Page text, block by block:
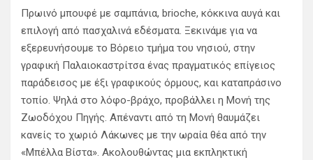
Πρωινό μπουφέ με σαμπάνια, brioche, κόκκινα αυγά και
επιλογή από πασχαλινά εδέσματα. Ξεκινάμε για να
εξερευνήσουμε το Βόρειο τμήμα του νησιού, στην
γραφική Παλαιοκαστρίτσα ένας πραγματικός επίγειος
παράδεισος με έξι γραφικούς όρμους, και καταπράσινο
τοπίο. Ψηλά στο λόφο-βράχο, προβάλλει η Μονή της
Ζωοδόχου Πηγής. Απέναντι από τη Μονή θαυμάζει
κανείς το χωριό Λάκωνες με την ωραία θέα από την
«Μπέλλα Βίστα». Ακολουθώντας μια εκπληκτική